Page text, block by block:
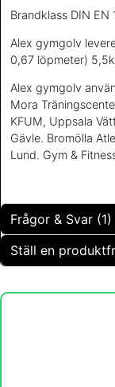
Brandklass DIN EN
Alex gymgolv
0,67 löpmeter)
Alex gymgolv
Mora
KFUM, Uppsala
Gävle. Bromölla
Lund. Gym &
Frågor & Svar (1)
Vad skulle 8kvm
Ställ en
Fråga oss